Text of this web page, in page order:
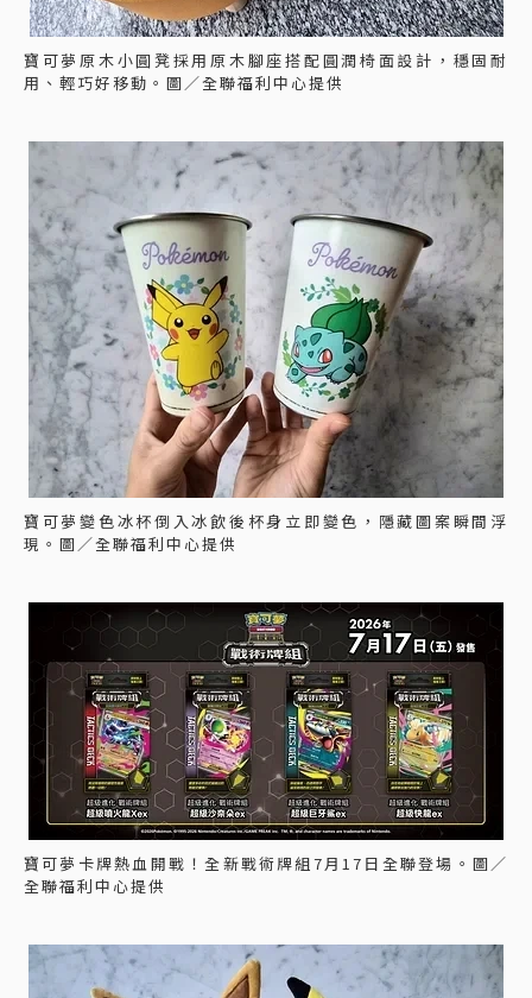
寶可夢原木小圓凳採用原木腳座搭配圓潤椅面設計，穩固耐
用、輕巧好移動。圖／全聯福利中心提供
寶可夢變色冰杯倒入冰飲後杯身立即變色，隱藏圖案瞬間浮
現。圖／全聯福利中心提供
寶可夢卡牌熱血開戰！全新戰術牌組7月17日全聯登場。圖／
全聯福利中心提供